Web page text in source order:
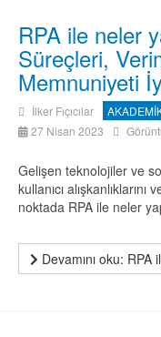
RPA ile neler
Süreçleri,
Memnuniyeti
İlker Fıçıcılar
27 Nisan 2023
Gelişen teknolojiler ve
kullanıcı
noktada RPA ile neler
Devamını oku: RPA